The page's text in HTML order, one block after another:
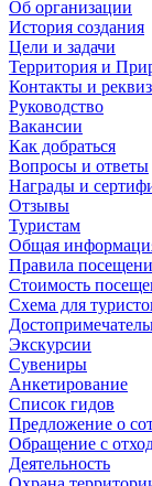
Об организации
История создания
Цели и задачи
Территория и
Контакты и
Руководство
Вакансии
Как добраться
Вопросы и ответы
Награды и
Отзывы
Туристам
Общая
Правила
Стоимость
Схема для
Экскурсии
Сувениры
Анкетирование
Список гидов
Предложение о
Обращение с
Деятельность